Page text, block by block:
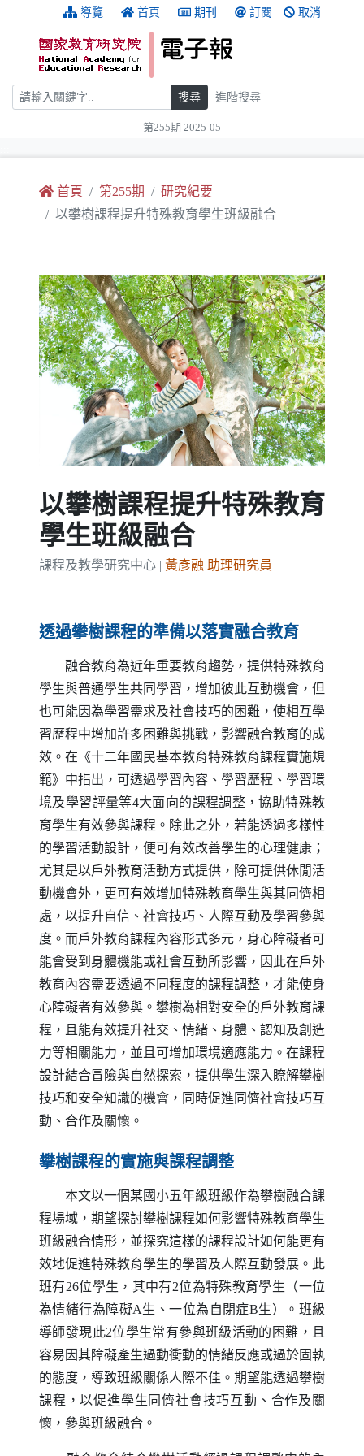
跳到主要內容 導覽 首頁 期刊 訂閱 取消
搜尋 搜尋 進階搜尋
第255期 2025-05
首頁 第255期
研究紀要
以攀樹課程提升特殊教育學生班級融合
Previous Next
以攀樹課程提升特殊教育
學生班級融合
課程及教學研究中心 | 黃彥融 助理研究員
透過攀樹課程的準備以落實融合教育
融合教育為近年重要教育趨勢，提供特殊教育
學生與普通學生共同學習，增加彼此互動機會，但
也可能因為學習需求及社會技巧的困難，使相互學
習歷程中增加許多困難與挑戰，影響融合教育的成
效。在《十二年國民基本教育特殊教育課程實施規
範》中指出，可透過學習內容、學習歷程、學習環
境及學習評量等4大面向的課程調整，協助特殊教
育學生有效參與課程。除此之外，若能透過多樣性
的學習活動設計，便可有效改善學生的心理健康；
尤其是以戶外教育活動方式提供，除可提供休閒活
動機會外，更可有效增加特殊教育學生與其同儕相
處，以提升自信、社會技巧、人際互動及學習參與
度。而戶外教育課程內容形式多元，身心障礙者可
能會受到身體機能或社會互動所影響，因此在戶外
教育內容需要透過不同程度的課程調整，才能使身
心障礙者有效參與。攀樹為相對安全的戶外教育課
程，且能有效提升社交、情緒、身體、認知及創造
力等相關能力，並且可增加環境適應能力。在課程
設計結合冒險與自然探索，提供學生深入瞭解攀樹
技巧和安全知識的機會，同時促進同儕社會技巧互
動、合作及關懷。
攀樹課程的實施與課程調整
本文以一個某國小五年級班級作為攀樹融合課
程場域，期望探討攀樹課程如何影響特殊教育學生
班級融合情形，並探究這樣的課程設計如何能更有
效地促進特殊教育學生的學習及人際互動發展。此
班有26位學生，其中有2位為特殊教育學生（一位
為情緒行為障礙A生、一位為自閉症B生）。班級
導師發現此2位學生常有參與班級活動的困難，且
容易因其障礙產生過動衝動的情緒反應或過於固執
的態度，導致班級關係人際不佳。期望能透過攀樹
課程，以促進學生同儕社會技巧互動、合作及關
懷，參與班級融合。